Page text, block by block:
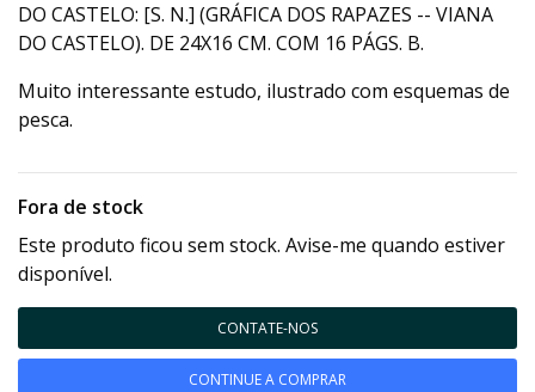
DO CASTELO: [S. N.] (GRÁFICA DOS RAPAZES -- VIANA
DO CASTELO). DE 24X16 CM. COM 16 PÁGS. B.
Muito interessante estudo, ilustrado com esquemas de
pesca.
Fora de stock
Este produto ficou sem stock. Avise-me quando estiver
disponível.
CONTATE-NOS
CONTINUE A COMPRAR